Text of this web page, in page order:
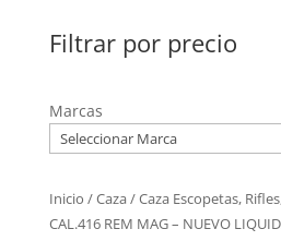
Filtrar por precio
Marcas
Inicio /Caza/Caza Escopetas,
CAL.416 REM MAG – NUEVO